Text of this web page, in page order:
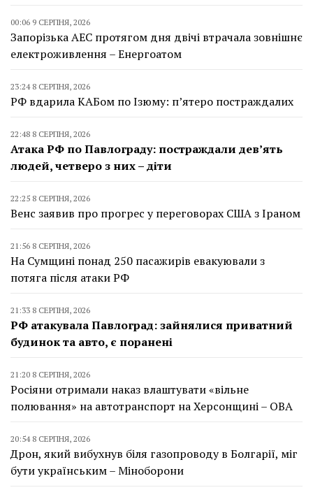
00:06 9 СЕРПНЯ, 2026
Запорізька АЕС протягом дня двічі втрачала зовнішнє
електроживлення – Енергоатом
23:24 8 СЕРПНЯ, 2026
РФ вдарила КАБом по Ізюму: п’ятеро постраждалих
22:48 8 СЕРПНЯ, 2026
Атака РФ по Павлограду: постраждали дев’ять
людей, четверо з них – діти
22:25 8 СЕРПНЯ, 2026
Венс заявив про прогрес у переговорах США з Іраном
21:56 8 СЕРПНЯ, 2026
На Сумщині понад 250 пасажирів евакуювали з
потяга після атаки РФ
21:33 8 СЕРПНЯ, 2026
РФ атакувала Павлоград: зайнялися приватний
будинок та авто, є поранені
21:20 8 СЕРПНЯ, 2026
Росіяни отримали наказ влаштувати «вільне
полювання» на автотранспорт на Херсонщині – ОВА
20:54 8 СЕРПНЯ, 2026
Дрон, який вибухнув біля газопроводу в Болгарії, міг
бути українським – Міноборони